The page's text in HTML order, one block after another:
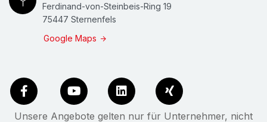
Ferdinand-von-Steinbeis-Ring 19
75447 Sternenfels
Google Maps
Unsere Angebote gelten nur für Unternehmer, nicht